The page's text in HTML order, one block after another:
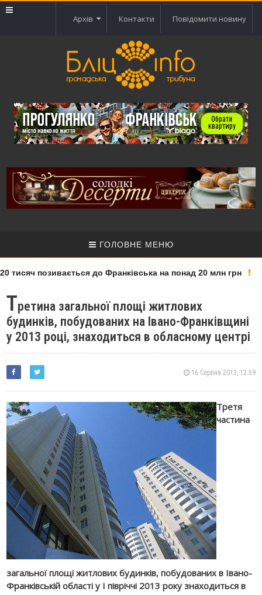
Архів Контакти Повідомити новину
ГОЛОВНЕ МЕНЮ
позивається до Франківська на понад 20 млн грн
Третина загальної площі житлових
будинків, побудованих на Івано-Франківщині
у 2013 році, знаходиться в обласному центрі
16 Серпня 2013, 12:59
Третя
частина
загальної площі житлових будинків, побудованих в Івано-
Франківській області у І півріччі 2013 року знаходиться в